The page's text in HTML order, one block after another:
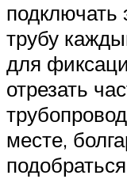
подключать
трубу
для
отрезать
месте,